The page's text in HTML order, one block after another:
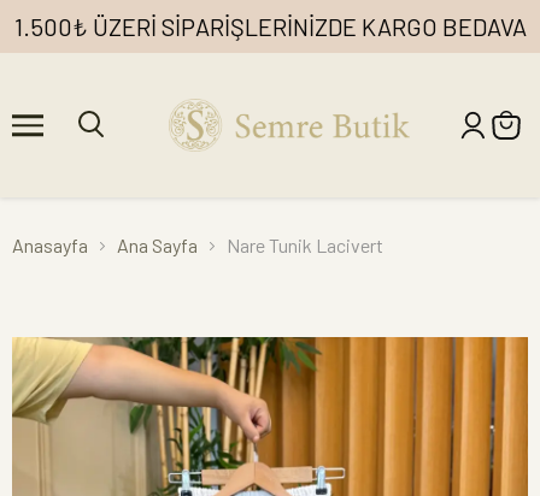
1.500₺ ÜZERİ SİPARİŞLERİNİZDE KARGO BEDAVA
Anasayfa Ana Sayfa Nare Tunik Lacivert